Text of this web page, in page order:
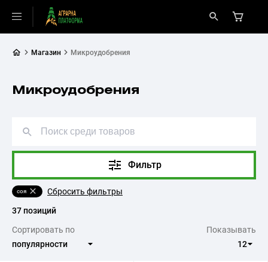
Магазин Микроудобрения
Микроудобрения
соя Сбросить фильтры
Фильтр
37 позиций
Сортировать по
Показывать